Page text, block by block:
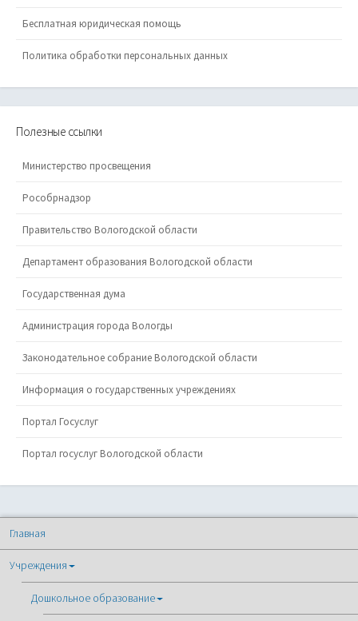
Бесплатная юридическая помощь
Политика обработки персональных данных
Полезные ссылки
Министерство просвещения
Рособрнадзор
Правительство Вологодской области
Департамент образования Вологодской области
Государственная дума
Администрация города Вологды
Законодательное собрание Вологодской области
Информация о государственных учреждениях
Портал Госуслуг
Портал госуслуг Вологодской области
Главная
Учреждения
Дошкольное образование